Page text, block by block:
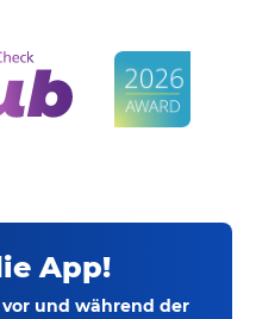
App!
und während der